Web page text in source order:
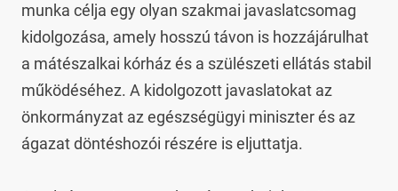
munka célja egy olyan szakmai javaslatcsomag
kidolgozása, amely hosszú távon is hozzájárulhat
a mátészalkai kórház és a szülészeti ellátás stabil
működéséhez. A kidolgozott javaslatokat az
önkormányzat az egészségügyi miniszter és az
ágazat döntéshozói részére is eljuttatja.